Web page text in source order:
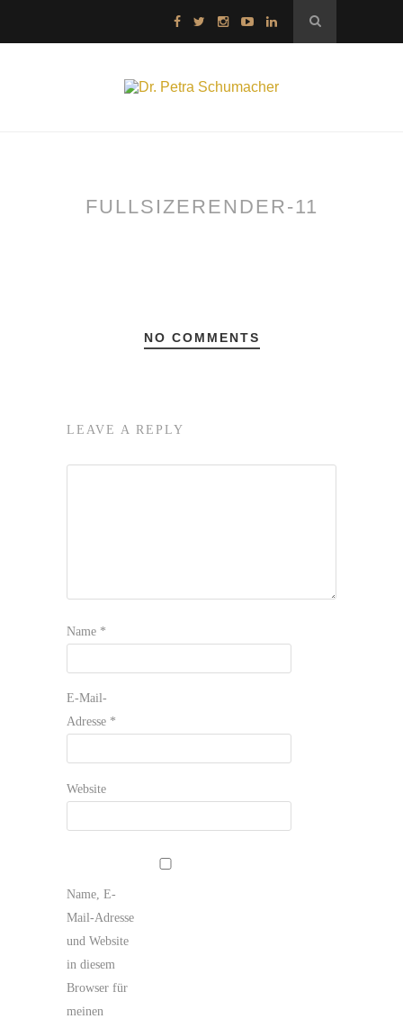
FULLSIZERENDER-11
NO COMMENTS
LEAVE A REPLY
Name *
E-Mail-
Adresse *
Website
Name, E-
Mail-Adresse
und Website
in diesem
Browser für
meinen